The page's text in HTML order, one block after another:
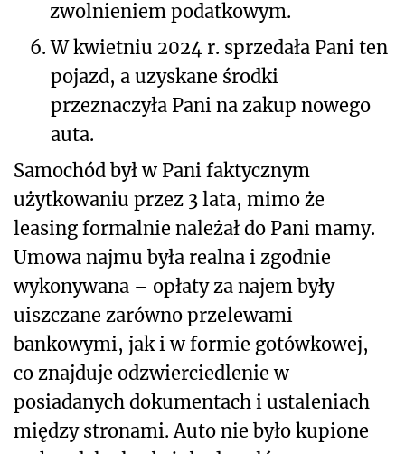
zwolnieniem podatkowym.
6. W kwietniu 2024 r. sprzedała Pani ten
pojazd, a uzyskane środki
przeznaczyła Pani na zakup nowego
auta.
Samochód był w Pani faktycznym
użytkowaniu przez 3 lata, mimo że
leasing formalnie należał do Pani mamy.
Umowa najmu była realna i zgodnie
wykonywana – opłaty za najem były
uiszczane zarówno przelewami
bankowymi, jak i w formie gotówkowej,
co znajduje odzwierciedlenie w
posiadanych dokumentach i ustaleniach
między stronami. Auto nie było kupione